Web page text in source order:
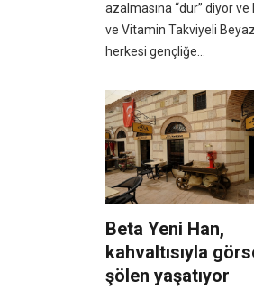
azalmasına “dur” diyor ve
ve Vitamin Takviyeli
herkesi gençliğe...
Beta Yeni Han,
kahvaltısıyla
şölen yaşatıyor